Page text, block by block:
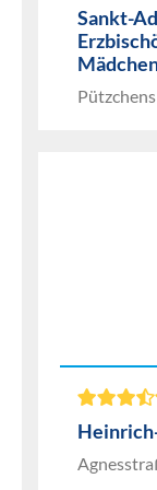
Sankt-